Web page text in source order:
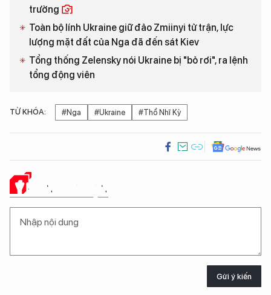
trường
Toàn bộ lính Ukraine giữ đảo Zmiinyi tử trận, lực
lượng mặt đất của Nga đã đến sát Kiev
Tổng thống Zelensky nói Ukraine bị "bỏ rơi", ra lệnh
tổng động viên
TỪ KHÓA: #Nga #Ukraine #Thổ Nhĩ Kỳ
Ý KIẾN CỦA BẠN
Gửi ý kiến